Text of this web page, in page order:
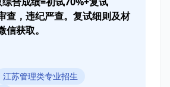
查，违纪严查。复试细则及材
获取。
江苏管理类专业招生